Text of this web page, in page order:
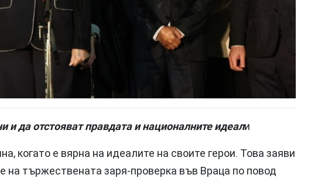
и да отстояват правдата и националните идеали
когато е вярна на идеалите на своите герои. Това заяви
тържествената заря-проверка във Враца по повод